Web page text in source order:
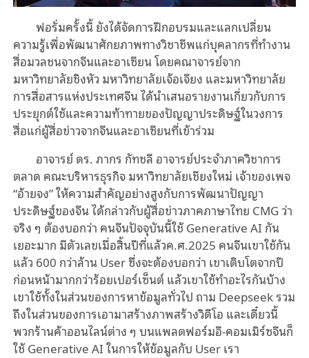
ฟอรั่มครั้งนี้ ยังได้จัดการฝึกอบรมและแลกเปลี่ยน
ความรู้เพื่อพัฒนาศักยภาพทางวิชาชีพแก่บุคลากรที่ทำงาน
สื่อมวลชนจากจีนและอาเซียน โดยคณาจารย์จาก
มหาวิทยาลัยชิงหัว มหาวิทยาลัยเจ้อเจียง และมหาวิทยาลัย
การสื่อสารแห่งประเทศจีน ได้นำเสนอรายงานเกี่ยวกับการ
ประยุกต์ใช้และความท้าทายของปัญญาประดิษฐ์ในวงการ
สื่อแก่ผู้สื่อข่าวจากจีนและอาเซียนที่เข้าร่วม
อาจารย์ ดร. ภากร กัทชลี อาจารย์ประจำภาควิชาการ
ตลาด คณะบริหารธุรกิจ มหาวิทยาลัยเชียงใหม่ เจ้าของเพจ
“อ้ายจง” ให้ความสำคัญอย่างสูงกับการพัฒนาปัญญา
ประดิษฐ์ของจีน ได้กล่าวกับผู้สื่อข่าวภาคภาษาไทย CMG ว่า
จริง ๆ ต้องบอกว่า คนจีนปัจจุบันนี้ใช้ Generative AI กัน
เยอะมาก มีตัวเลขเมื่อสิ้นปีที่แล้วค.ศ.2025 คนจีนเขาใช้กัน
แล้ว 600 กว่าล้าน User ซึ่งจะต้องบอกว่า เขาเติบโตจากปี
ก่อนหน้ามากกว่าร้อยเปอร์เซ็นต์ แล้วเขาใช้ทำอะไรกันบ้าง
เขาใช้ทั้งในส่วนของการหาข้อมูลทั่วไป ถาม Deepseek รวม
ถึงในส่วนของการเอามาสร้างภาพสร้างวิดีโอ และเดี๋ยวนี้
พวกร้านค้าออนไลน์ต่าง ๆ บนแพลตฟอร์มอี-คอมเมิร์ซจีนก็
ใช้ Generative AI ในการให้ข้อมูลกับ User เรา